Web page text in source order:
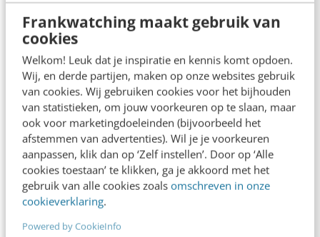
Frankwatching maakt gebruik van
cookies
Welkom! Leuk dat je inspiratie en kennis komt opdoen.
Wij, en derde partijen, maken op onze websites gebruik
van cookies. Wij gebruiken cookies voor het bijhouden
van statistieken, om jouw voorkeuren op te slaan, maar
ook voor marketingdoeleinden (bijvoorbeeld het
afstemmen van advertenties). Wil je je voorkeuren
aanpassen, klik dan op ‘Zelf instellen’. Door op ‘Alle
cookies toestaan’ te klikken, ga je akkoord met het
gebruik van alle cookies zoals omschreven in onze
cookieverklaring.
Powered by CookieInfo
werkelijke bijdrage aan het resultaat, in plaats
van de standaard last-click tracking.”
Uitdagingen 2014
Data-analyse gaat steeds verder. De eigen
websites zijn veelal oriënterend en de aankoop
vindt nog steeds ook plaats in de winkel. KPN
wil daar inzicht in Multitouchpoint, Multibrand
en Datatracking & -analyse.